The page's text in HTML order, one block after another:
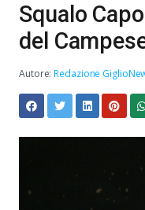
Squalo
del
Autore:Redazione